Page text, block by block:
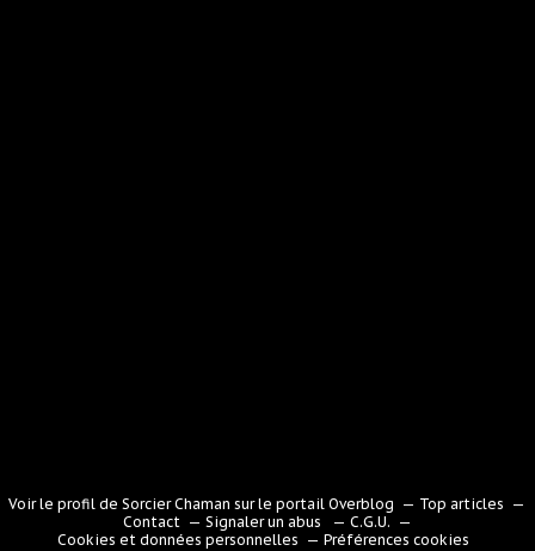
Voir le profil deSorcier Chaman sur le portail Overblog
Top articles
Contact
Signaler un abus
C.G.U.
Cookies et données personnelles
Préférences cookies